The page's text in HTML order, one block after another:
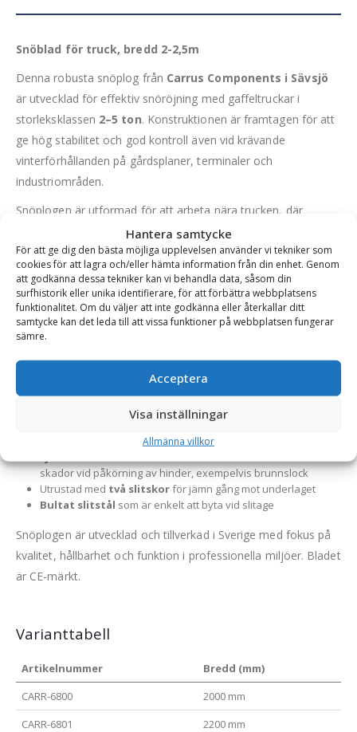
Hantera samtycke
För att ge dig den bästa möjliga upplevelsen använder vi tekniker som
cookies för att lagra och/eller hämta information från din enhet. Genom
att godkänna dessa tekniker kan vi behandla data, såsom din
surfhistorik eller unika identifierare, för att förbättra webbplatsens
funktionalitet. Om du väljer att inte godkänna eller återkallar ditt
samtycke kan det leda till att vissa funktioner på webbplatsen fungerar
sämre.
Acceptera
Visa inställningar
Allmänna villkor
Snöblad för truck, bredd 2-2,5m
Denna robusta snöplog från Carrus Components i Sävsjö
är utvecklad för effektiv snöröjning med gaffeltruckar i
storleksklassen 2–5 ton. Konstruktionen är framtagen för att
ge hög stabilitet och god kontroll även vid krävande
vinterförhållanden på gårdsplaner, terminaler och
industriområden.
Snöplogen är utformad för att arbeta nära trucken, där
belastningen tas upp via lyftmasten genom den nedre balken.
Det ger en stabil plogning med minskat slitage på både truck
och förare.
Gaffeltunnlarna är anpassade för truckgafflar med
maxdimension 170 × 70 mmsom standard.
Svensktillverkad snöplog från Carrus Components
Ställbart blad,30° höger/vänster genom 3 lägensom
Plogblad tillverkat i höghållfast konstruktionsstål
för lång livslängd och hög slitstyrka
skador vid påkörning av hinder, exempelvis brunnslock
Utrustad med två slitskorför jämn gång mot underlaget
Bultat slitstål som är enkelt att byta vid slitage
Snöplogen är utvecklad och tillverkad i Sverige med fokus på
kvalitet, hållbarhet och funktion i professionella miljöer. Bladet
är CE-märkt.
Varianttabell
Artikelnummer
Bredd (mm)
CARR-6800
2000 mm
CARR-6801
2200 mm